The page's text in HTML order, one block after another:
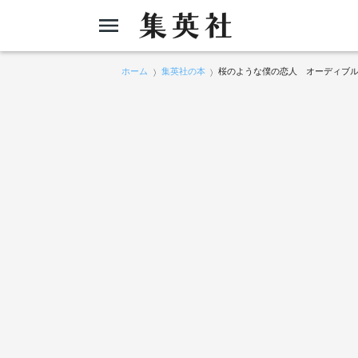
ホーム 集英社の本 桜のような僕の恋人 オーディブ